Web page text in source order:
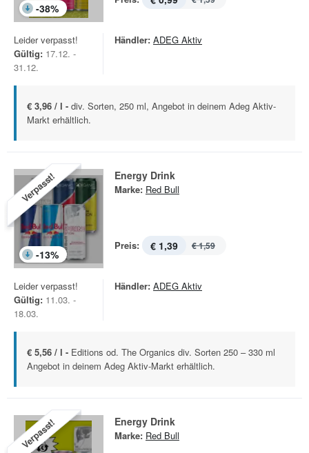
-38%
Leider verpasst!
Gültig: 17.12. -
31.12.
Händler: ADEG Aktiv
€ 3,96 / l - div. Sorten, 250 ml, Angebot in deinem Adeg Aktiv-
Markt erhältlich.
Verpasst!
-13%
Energy Drink
Marke: Red Bull
Preis: € 1,39 € 1,59
Leider verpasst!
Gültig: 11.03. -
18.03.
Händler: ADEG Aktiv
€ 5,56 / l - Editions od. The Organics div. Sorten 250 – 330 ml
Angebot in deinem Adeg Aktiv-Markt erhältlich.
Verpasst! Energy Drink
Marke: Red Bull